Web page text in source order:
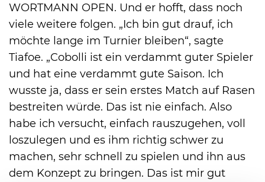
WORTMANN OPEN. Und er hofft, dass noch
viele weitere folgen. „Ich bin gut drauf, ich
möchte lange im Turnier bleiben“, sagte
Tiafoe. „Cobolli ist ein verdammt guter Spieler
und hat eine verdammt gute Saison. Ich
wusste ja, dass er sein erstes Match auf Rasen
bestreiten würde. Das ist nie einfach. Also
habe ich versucht, einfach rauszugehen, voll
loszulegen und es ihm richtig schwer zu
machen, sehr schnell zu spielen und ihn aus
dem Konzept zu bringen. Das ist mir gut